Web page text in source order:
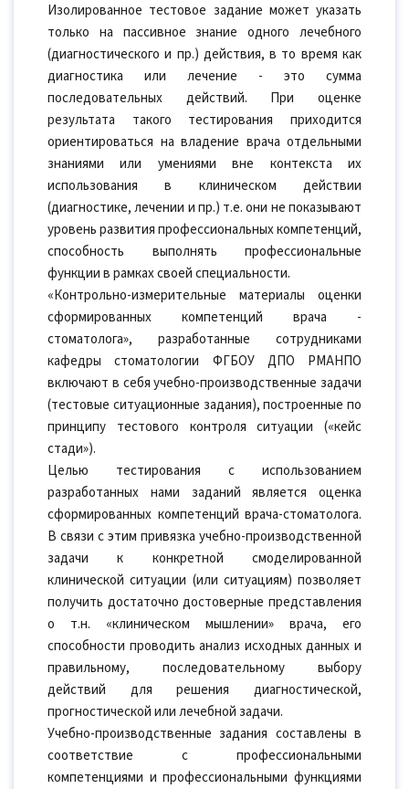
Изолированное тестовое задание может указать
только на пассивное знание одного лечебного
(диагностического и пр.) действия, в то время как
диагностика или лечение - это сумма
последовательных действий. При оценке
результата такого тестирования приходится
ориентироваться на владение врача отдельными
знаниями или умениями вне контекста их
использования в клиническом действии
(диагностике, лечении и пр.) т.е. они не показывают
уровень развития профессиональных компетенций,
способность выполнять профессиональные
функции в рамках своей специальности.
«Контрольно-измерительные материалы оценки
сформированных компетенций врача -
стоматолога», разработанные сотрудниками
кафедры стоматологии ФГБОУ ДПО РМАНПО
включают в себя учебно-производственные задачи
(тестовые ситуационные задания), построенные по
принципу тестового контроля ситуации («кейс
стади»).
Целью тестирования с использованием
разработанных нами заданий является оценка
сформированных компетенций врача-стоматолога.
В связи с этим привязка учебно-производственной
задачи к конкретной смоделированной
клинической ситуации (или ситуациям) позволяет
получить достаточно достоверные представления
о т.н. «клиническом мышлении» врача, его
способности проводить анализ исходных данных и
правильному, последовательному выбору
действий для решения диагностической,
прогностической или лечебной задачи.
Учебно-производственные задания составлены в
соответствие с профессиональными
компетенциями и профессиональными функциями